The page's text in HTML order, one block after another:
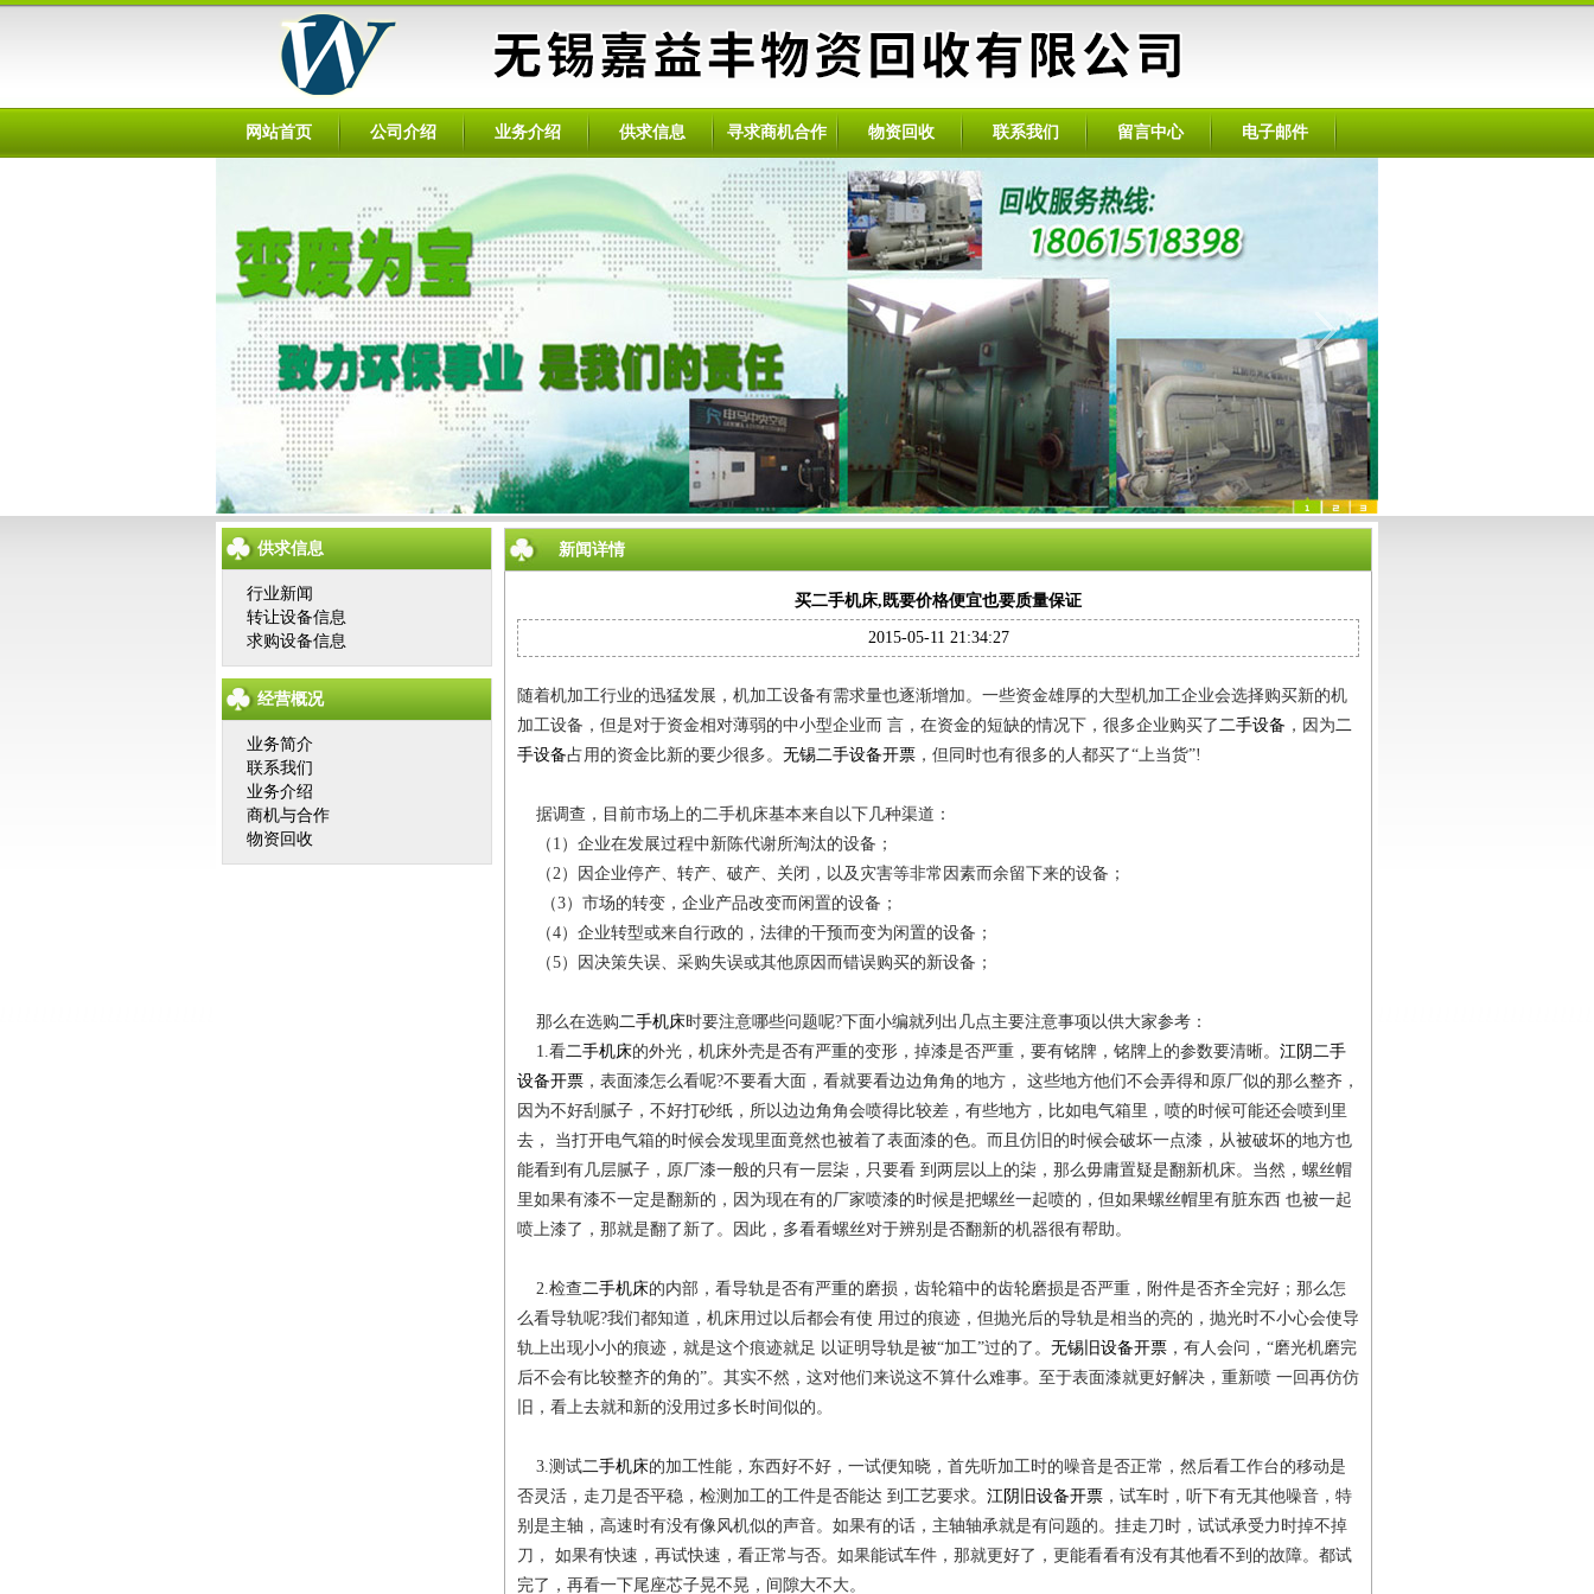
网站首页 公司介绍 业务介绍 供求信息 寻求商机合作 物资回收 联系我们 留言中心 电子邮件
供求信息
行业新闻
转让设备信息
求购设备信息
经营概况
业务简介
联系我们
业务介绍
商机与合作
物资回收
新闻详情
买二手机床,既要价格便宜也要质量保证
2015-05-11 21:34:27
随着机加工行业的迅猛发展，机加工设备有需求量也逐渐增加。一些资金雄厚的大型机加工企业会选择购买新的机
加工设备，但是对于资金相对薄弱的中小型企业而 言，在资金的短缺的情况下，很多企业购买了二手设备 ，因为二
手设备占用的资金比新的要少很多。 无锡二手设备开票 ，但同时也有很多的人都买了“上当货”!
据调查，目前市场上的二手机床基本来自以下几种渠道：
（1）企业在发展过程中新陈代谢所淘汰的设备；
（2）因企业停产、转产、破产、关闭，以及灾害等非常因素而余留下来的设备；
（3）市场的转变，企业产品改变而闲置的设备；
（4）企业转型或来自行政的，法律的干预而变为闲置的设备；
（5）因决策失误、采购失误或其他原因而错误购买的新设备；
那么在选购二手机床时要注意哪些问题呢?下面小编就列出几点主要注意事项以供大家参考：
1.看二手机床的外光，机床外壳是否有严重的变形，掉漆是否严重，要有铭牌，铭牌上的参数要清晰。 江阴二手
设备开票 ，表面漆怎么看呢?不要看大面，看就要看边边角角的地方， 这些地方他们不会弄得和原厂似的那么整齐，
因为不好刮腻子，不好打砂纸，所以边边角角会喷得比较差，有些地方，比如电气箱里，喷的时候可能还会喷到里
去， 当打开电气箱的时候会发现里面竟然也被着了表面漆的色。而且仿旧的时候会破坏一点漆，从被破坏的地方也
能看到有几层腻子，原厂漆一般的只有一层柒，只要看 到两层以上的柒，那么毋庸置疑是翻新机床。当然，螺丝帽
里如果有漆不一定是翻新的，因为现在有的厂家喷漆的时候是把螺丝一起喷的，但如果螺丝帽里有脏东西 也被一起
喷上漆了，那就是翻了新了。因此，多看看螺丝对于辨别是否翻新的机器很有帮助。
2.检查二手机床的内部，看导轨是否有严重的磨损，齿轮箱中的齿轮磨损是否严重，附件是否齐全完好；那么怎
么看导轨呢?我们都知道，机床用过以后都会有使 用过的痕迹，但抛光后的导轨是相当的亮的，抛光时不小心会使导
轨上出现小小的痕迹，就是这个痕迹就足 以证明导轨是被“加工”过的了。 无锡旧设备开票 ，有人会问，“磨光机磨完
后不会有比较整齐的角的”。其实不然，这对他们来说这不算什么难事。至于表面漆就更好解决，重新喷 一回再仿仿
旧，看上去就和新的没用过多长时间似的。
3.测试二手机床的加工性能，东西好不好，一试便知晓，首先听加工时的噪音是否正常，然后看工作台的移动是
否灵活，走刀是否平稳，检测加工的工件是否能达 到工艺要求。 江阴旧设备开票 ，试车时，听下有无其他噪音，特
别是主轴，高速时有没有像风机似的声音。如果有的话，主轴轴承就是有问题的。挂走刀时，试试承受力时掉不掉
刀， 如果有快速，再试快速，看正常与否。如果能试车件，那就更好了，更能看看有没有其他看不到的故障。都试
完了，再看一下尾座芯子晃不晃，间隙大不大。